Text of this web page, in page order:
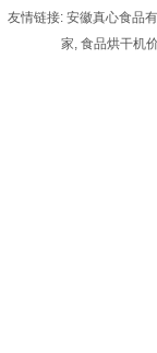
友情链接: 安徽真心食品
家, 食品烘干机